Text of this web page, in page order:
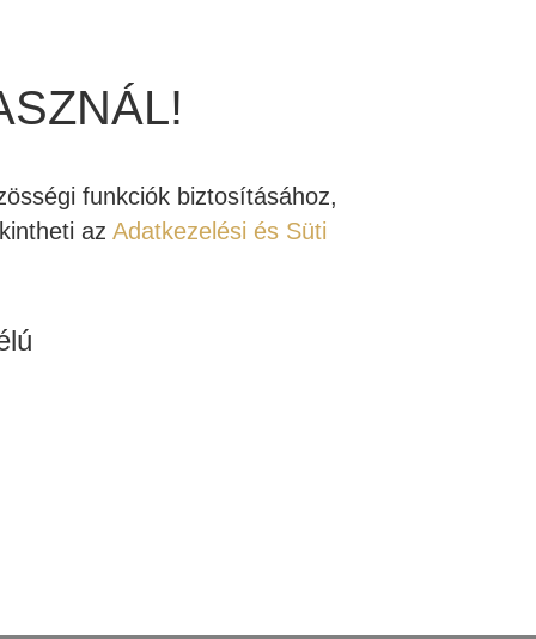
rengeteg csatlakozót látunk rajta. Példának
Szóval a „rengeteg” még közel sem fejezi ki a
fehér lemez, fekete jelölésekkel. „Ez csinos”,
az ACT 4 minden általam eddig látott
nem feltétlenül a puszta jelenlétével tűnik ki –
funkciók biztosításához,
az Adatkezelési és Süti